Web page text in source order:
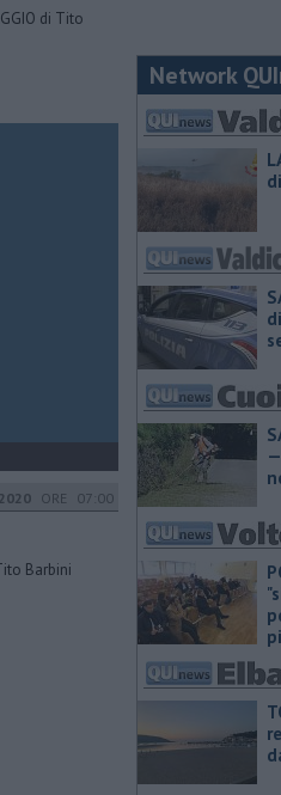
di Tito
ORE 07:00
Barbini
Network